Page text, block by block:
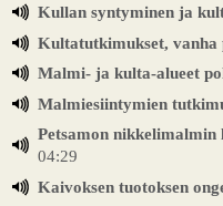
Kullan syntyminen ja
Kultatutkimukset, vanha
Malmi- ja kulta-alueet
Malmiesiintymien
Petsamon
04:29
Kaivoksen tuotoksen